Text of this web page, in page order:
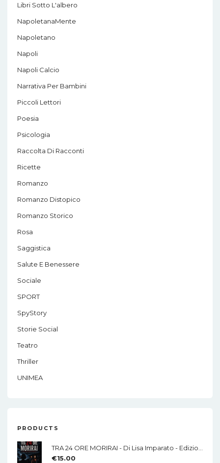
Libri Sotto L'albero
NapoletanaMente
Napoletano
Napoli
Napoli Calcio
Narrativa Per Bambini
Piccoli Lettori
Poesia
Psicologia
Raccolta Di Racconti
Ricette
Romanzo
Romanzo Distopico
Romanzo Storico
Rosa
Saggistica
Salute E Benessere
Sociale
SPORT
SpyStory
Storie Social
Teatro
Thriller
UNIMEA
PRODUCTS
€15.00